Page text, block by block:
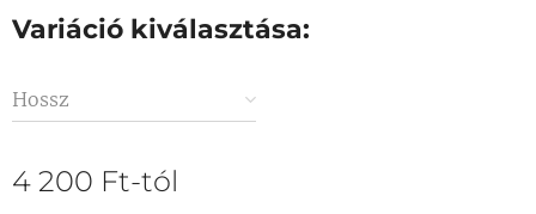
Variáció kiválasztása:
Hossz
4 200 Ft-tól